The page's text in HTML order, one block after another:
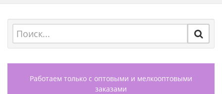
Работаем только с оптовыми и мелкооптовыми
заказами